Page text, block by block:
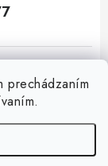
prechádzaním